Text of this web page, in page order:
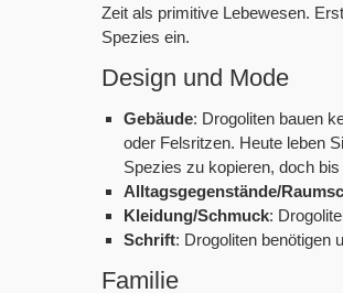
Zeit als primitive Lebewesen.
Spezies ein.
Design und Mode
Gebäude: Drogoliten bauen
oder Felsritzen. Heute leben
Spezies zu kopieren, doch
Alltagsgegenstände/
Kleidung/Schmuck:
Schrift: Drogoliten benötigen
Familie